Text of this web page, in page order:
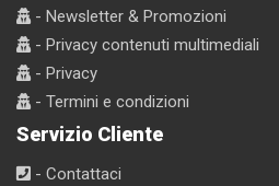
- Newsletter & Promozioni
- Privacy contenuti multimediali
- Privacy
- Termini e condizioni
Servizio Cliente
- Contattaci